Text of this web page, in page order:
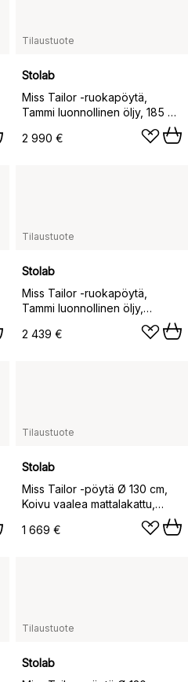
Tilaustuote
Stolab
Miss Tailor -ruokapöytä,
Tammi luonnollinen öljy, 185 x
2 990 €
Tilaustuote
Stolab
Miss Tailor -ruokapöytä,
Tammi luonnollinen öljy,
2 439 €
Tilaustuote
Stolab
Miss Tailor -pöytä Ø 130 cm,
Koivu vaalea mattalakattu,
1 669 €
Tilaustuote
Stolab